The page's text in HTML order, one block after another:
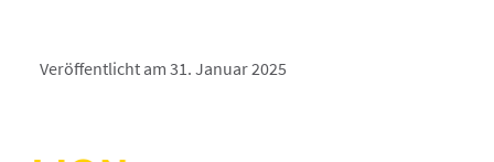
Veröffentlicht am 31. Januar 2025